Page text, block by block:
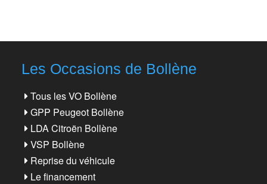
Les Occasions de Bollène
Tous les VO Bollène
GPP Peugeot Bollène
LDA Citroën Bollène
VSP Bollène
Reprise du véhicule
Le financement